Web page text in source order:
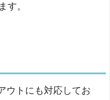
す。
ウトにも対応してお